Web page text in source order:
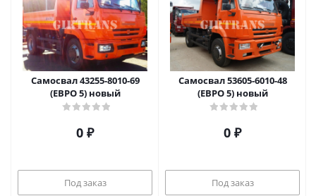
Самосвал 43255-8010-69
(ЕВРО 5) новый
0 ₽
Под заказ
Самосвал 53605-6010-48
(ЕВРО 5) новый
0 ₽
Под заказ